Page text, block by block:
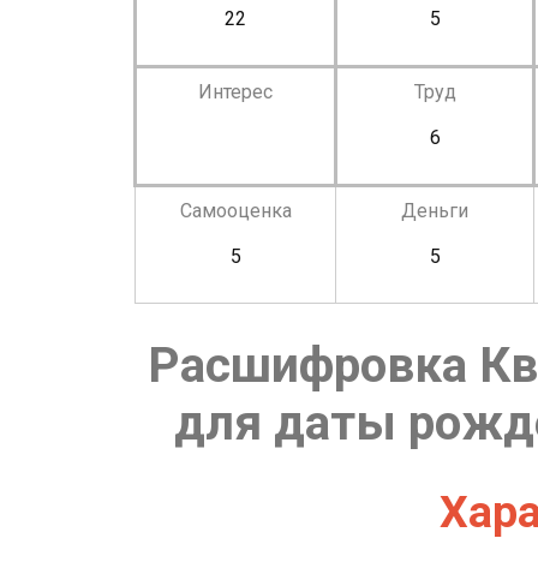
22
5
Интерес
Труд
6
Самооценка
5
Деньги
5
Расшифровка
для даты